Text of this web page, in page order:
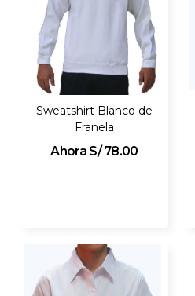
Sweatshirt Blanco de
Franela
S/ 78.00